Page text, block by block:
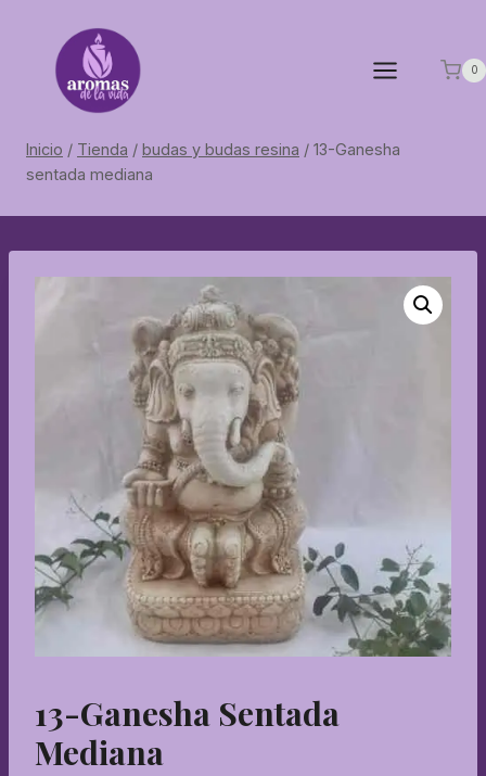
contenido
0
Inicio / Tienda / budas y budas resina / 13-Ganesha
sentada mediana
13-Ganesha Sentada
Mediana